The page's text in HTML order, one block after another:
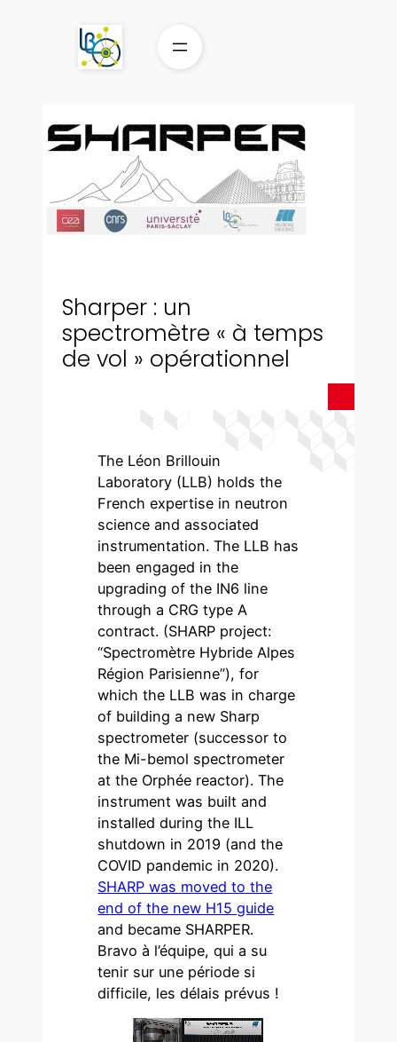
Sharper : un
spectromètre « à temps
de vol » opérationnel
The Léon Brillouin
Laboratory (LLB) holds the
French expertise in neutron
science and associated
instrumentation. The LLB has
been engaged in the
upgrading of the IN6 line
through a CRG type A
contract. (SHARP project:
“Spectromètre Hybride Alpes
Région Parisienne”), for
which the LLB was in charge
of building a new Sharp
spectrometer (successor to
the Mi-bemol spectrometer
at the Orphée reactor). The
instrument was built and
installed during the ILL
shutdown in 2019 (and the
COVID pandemic in 2020).
SHARP was moved to the
end of the new H15 guide
and became SHARPER.
Bravo à l’équipe, qui a su
tenir sur une période si
difficile, les délais prévus !